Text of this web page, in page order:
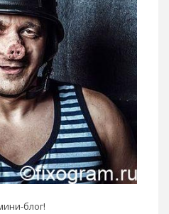
блог!